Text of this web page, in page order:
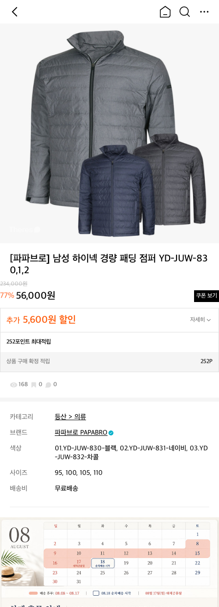
[파파브로] 남성 하이넥 경량 패딩 점퍼 YD-JUW-83
0,1,2
234,000원
77% 56,000원 쿠폰 보기
추가 5,600원 할인 자세히
252포인트 최대적립
상품 구매 확정 적립 252P
168 0 0
카테고리
등산 > 의류
브랜드
파파브로 PAPABRO
색상
01.YD-JUW-830-블랙, 02.YD-JUW-831-네이비, 03.YD
-JUW-832-차콜
사이즈
95, 100, 105, 110
배송비
무료배송